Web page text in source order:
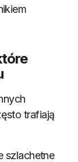
trafiają
szlachetne